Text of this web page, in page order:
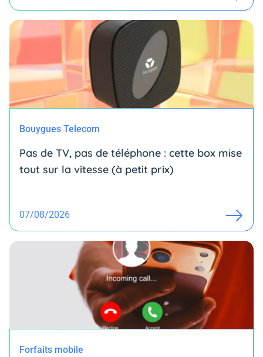
Bouygues Telecom
Pas de TV, pas de téléphone : cette box mise
tout sur la vitesse (à petit prix)
07/08/2026
Forfaits mobile